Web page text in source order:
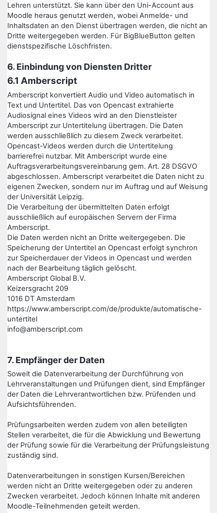
Lehren unterstützt. Sie kann über den Uni-Account aus
Moodle heraus genutzt werden, wobei Anmelde- und
Inhaltsdaten an den Dienst übertragen werden, die nicht an
Dritte weitergegeben werden. Für BigBlueButton gelten
dienstspezifische Löschfristen.
6. Einbindung von Diensten Dritter
6.1 Amberscript
Amberscript konvertiert Audio und Video automatisch in
Text und Untertitel. Das von Opencast extrahierte
Audiosignal eines Videos wird an den Dienstleister
Amberscript zur Untertitelung übertragen. Die Daten
werden ausschließlich zu diesem Zweck verarbeitet.
Opencast-Videos werden durch die Untertitelung
barrierefrei nutzbar. Mit Amberscript wurde eine
Auftragsverarbeitungsvereinbarung gem. Art. 28 DSGVO
abgeschlossen. Amberscript verarbeitet die Daten nicht zu
eigenen Zwecken, sondern nur im Auftrag und auf Weisung
der Universität Leipzig.
Die Verarbeitung der übermittelten Daten erfolgt
ausschließlich auf europäischen Servern der Firma
Amberscript.
Die Daten werden nicht an Dritte weitergegeben. Die
Speicherung der Untertitel an Opencast erfolgt synchron
zur Speicherdauer der Videos in Opencast und werden
nach der Bearbeitung täglich gelöscht.
Amberscript Global B.V.
Keizersgracht 209
1016 DT Amsterdam
https://www.amberscript.com/de/produkte/automatische-
untertitel
info@amberscript.com
7. Empfänger der Daten
Soweit die Datenverarbeitung der Durchführung von
Lehrveranstaltungen und Prüfungen dient, sind Empfänger
der Daten die Lehrverantwortlichen bzw. Prüfenden und
Aufsichtsführenden.
Prüfungsarbeiten werden zudem von allen beteiligten
Stellen verarbeitet, die für die Abwicklung und Bewertung
der Prüfung sowie für die Verarbeitung der Prüfungsleistung
zuständig sind.
Datenverarbeitungen in sonstigen Kursen/Bereichen
werden nicht an Dritte weitergegeben oder zu anderen
Zwecken verarbeitet. Jedoch können Inhalte mit anderen
Moodle-Teilnehmenden geteilt werden.